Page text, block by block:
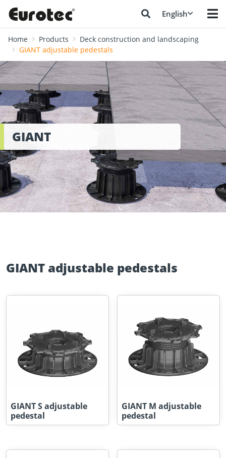
English
Home Products
Deck construction and landscaping
GIANT adjustable pedestals
GIANT
GIANT adjustable pedestals
GIANT S adjustable
pedestal
GIANT M adjustable
pedestal